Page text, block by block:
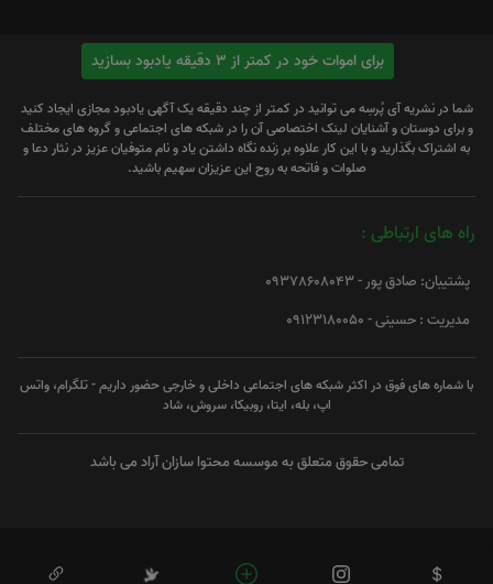
برای اموات خود در کمتر از 3 دقیقه یادبود بسازید
شما در نشریه آی پُرسِه می توانید در کمتر از چند دقیقه یک آگهی یادبود مجازی ایجاد کنید
و برای دوستان و آشنایان لینک اختصاصی آن را در شبکه های اجتماعی و گروه های مختلف
به اشتراک بگذارید و با این کار علاوه بر زنده نگاه داشتن یاد و نام متوفیان عزیز در نثار دعا و
صلوات و فاتحه به روح این عزیزان سهیم باشید.
راه های ارتباطی :
پشتیبان: صادق پور - 09378608043
مدیریت : حسینی - 09123180050
با شماره های فوق در اکثر شبکه های اجتماعی داخلی و خارجی حضور داریم - تلگرام، واتس
اپ، بله، ایتا، روبیکا، سروش، شاد
تمامی حقوق متعلق به موسسه محتوا سازان آراد می باشد